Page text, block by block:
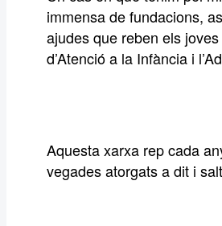
immensa de fundacions,
ajudes que reben els
d’Atenció a la Infància i
Aquesta xarxa rep cada
vegades atorgats a dit i